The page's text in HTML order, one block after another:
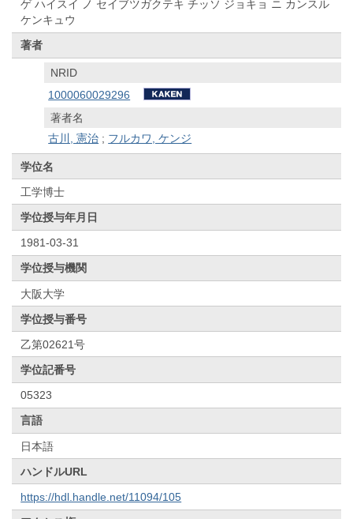
ゲ ハイスイ ノ セイブツガクテキ チッソ ジョキョ ニ カンスル
ケンキュウ
著者
NRID
1000060029296
著者名
古川, 憲治 ; フルカワ, ケンジ
学位名
工学博士
学位授与年月日
1981-03-31
学位授与機関
大阪大学
学位授与番号
乙第02621号
学位記番号
05323
言語
日本語
ハンドルURL
https://hdl.handle.net/11094/105